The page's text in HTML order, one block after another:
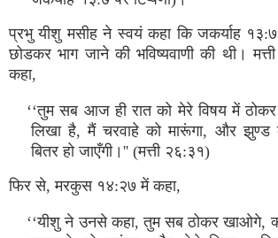
प्रभु यीशु मसीह ने स्वयं कहा कि जकर्याह १३:७
छोडकर भाग जाने की भविष्यवाणी की थी।
कहा,
‘‘तुम सब आज ही रात को मेरे विषय में
लिखा है, मैं चरवाहे को मारूंगा, और झुण्ड
बितर हो जाएँगी।'' (मत्ती २६:३१)
फिर से, मरकुस १४:२७ में कहा,
‘‘यीशु ने उनसे कहा, तुम सब ठोकर खाओगे,